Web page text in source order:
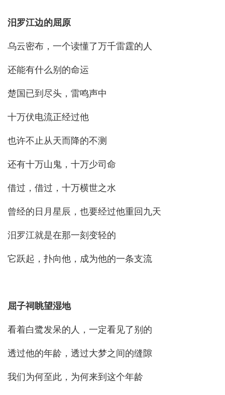
汨罗江边的屈原
乌云密布，一个读懂了万千雷霆的人
还能有什么别的命运
楚国已到尽头，雷鸣声中
十万伏电流正经过他
也许不止从天而降的不测
还有十万山鬼，十万少司命
借过，借过，十万横世之水
曾经的日月星辰，也要经过他重回九天
汨罗江就是在那一刻变轻的
它跃起，扑向他，成为他的一条支流
屈子祠眺望湿地
看着白鹭发呆的人，一定看见了别的
透过他的年龄，透过大梦之间的缝隙
我们为何至此，为何来到这个年龄